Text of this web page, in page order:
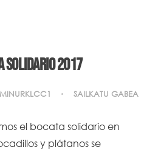
Solidario 2017
SAILKATU GABEA
el bocata solidario en
y plátanos se